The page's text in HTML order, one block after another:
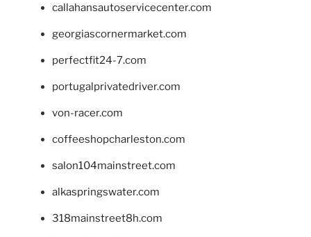
callahansautoservicecenter.com
georgiascornermarket.com
perfectfit24-7.com
portugalprivatedriver.com
von-racer.com
coffeeshopcharleston.com
salon104mainstreet.com
alkaspringswater.com
318mainstreet8h.com